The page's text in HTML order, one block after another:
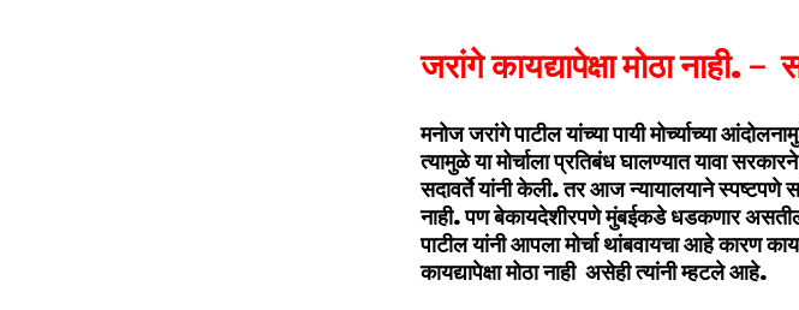
जरांगे कायद्यापेक्षा मोठा नाही. –
मनोज जरांगे पाटील यांच्या पायी मोर्च्याच्या
त्यामुळे या मोर्चाला प्रतिबंध घालण्यात यावा
सदावर्ते यांनी केली. तर आज न्यायालयाने स्पष्टपणे
नाही. पण बेकायदेशीरपणे मुंबईकडे धडकणार असतील
पाटील यांनी आपला मोर्चा थांबवायचा आहे कारण
कायद्यापेक्षा मोठा नाही असेही त्यांनी म्हटले आहे.